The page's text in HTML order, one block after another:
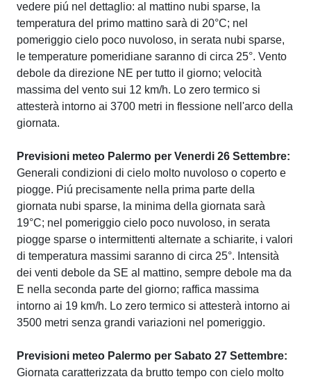
vedere piú nel dettaglio: al mattino nubi sparse, la
temperatura del primo mattino sarà di 20°C; nel
pomeriggio cielo poco nuvoloso, in serata nubi sparse,
le temperature pomeridiane saranno di circa 25°. Vento
debole da direzione NE per tutto il giorno; velocità
massima del vento sui 12 km/h. Lo zero termico si
attesterà intorno ai 3700 metri in flessione nell'arco della
giornata.
Previsioni meteo Palermo per Venerdi 26 Settembre:
Generali condizioni di cielo molto nuvoloso o coperto e
piogge. Piú precisamente nella prima parte della
giornata nubi sparse, la minima della giornata sarà
19°C; nel pomeriggio cielo poco nuvoloso, in serata
piogge sparse o intermittenti alternate a schiarite, i valori
di temperatura massimi saranno di circa 25°. Intensità
dei venti debole da SE al mattino, sempre debole ma da
E nella seconda parte del giorno; raffica massima
intorno ai 19 km/h. Lo zero termico si attesterà intorno ai
3500 metri senza grandi variazioni nel pomeriggio.
Previsioni meteo Palermo per Sabato 27 Settembre:
Giornata caratterizzata da brutto tempo con cielo molto